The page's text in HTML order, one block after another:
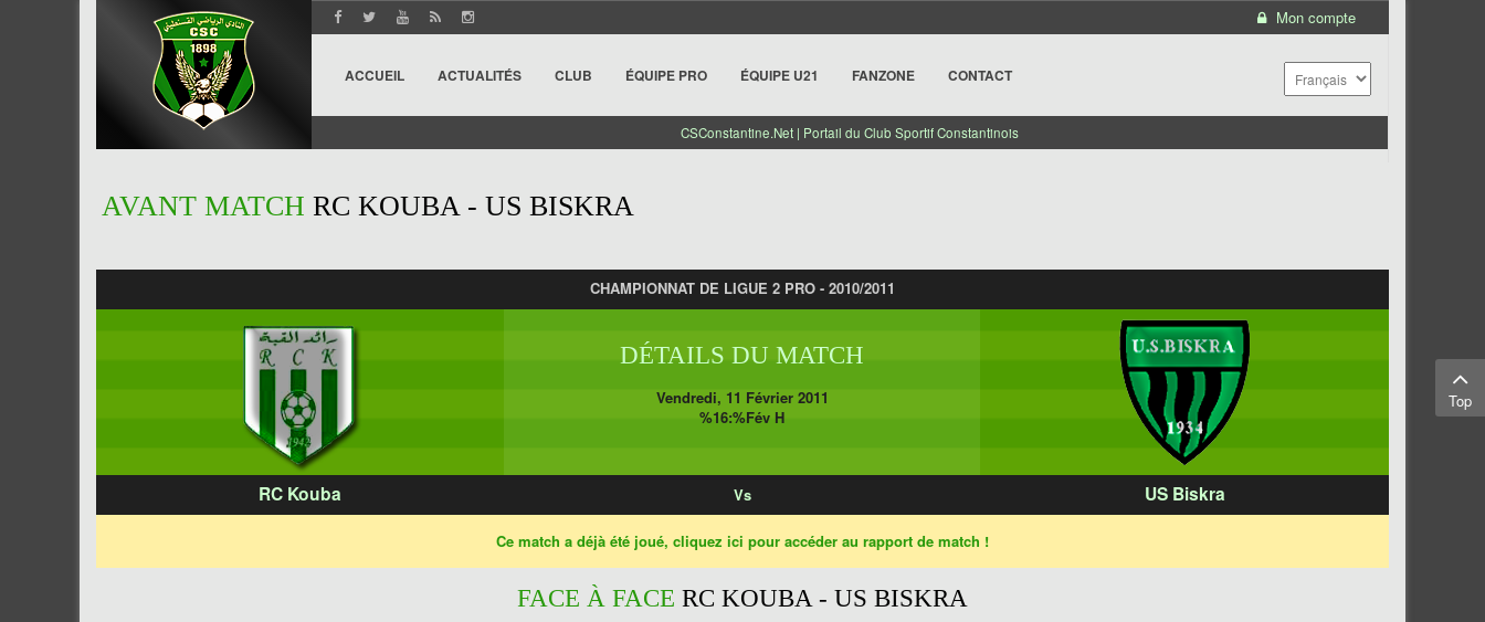
Mon compte
ACCUEIL ACTUALITÉS CLUB ÉQUIPE PRO ÉQUIPE U21 FANZONE CONTACT
CSConstantine.Net | Portail du Club Sportif Constantinois
AVANT MATCH RC KOUBA - US BISKRA
CHAMPIONNAT DE LIGUE 2 PRO - 2010/2011
DÉTAILS DU MATCH
Vendredi, 11 Février 2011
%16:%Fév H
RC Kouba Vs US Biskra
Ce match a déjà été joué, cliquez ici pour accéder au rapport de match !
FACE À FACE RC KOUBA - US BISKRA
Top